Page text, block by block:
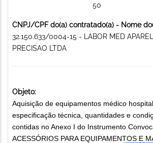
50
CNPJ/CPF do(a) contratado(a) - Nome
32.150.633/0004-15 - LABOR MED
PRECISAO LTDA
Objeto:
Aquisição de equipamentos médico
especificação técnica, quantidades e
contidas no Anexo I do Instrumento
ACESSÓRIOS PARA EQUIPAMENTOS E